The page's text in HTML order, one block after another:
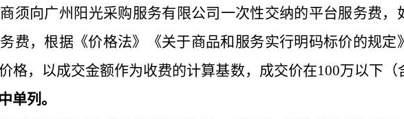
商须向广州阳光采购服务有限公司一次性交纳的平台服务费
费，根据《价格法》《关于商品和服务实行明码标价的规
格，以成交金额作为收费的计算基数，成交价在100万以下（
单列。